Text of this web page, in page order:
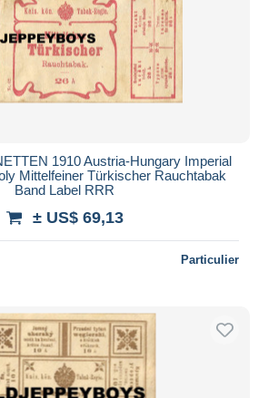
1910 Austria-Hungary Imperial
Mittelfeiner Türkischer Rauchtabak
Band Label RRR
± US$ 69,13
Particulier